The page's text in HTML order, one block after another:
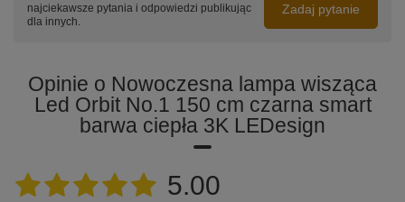
najciekawsze pytania i odpowiedzi publikując
dla innych.
Zadaj pytanie
Opinie o Nowoczesna lampa wisząca
Led Orbit No.1 150 cm czarna smart
barwa ciepła 3K LEDesign
5.00